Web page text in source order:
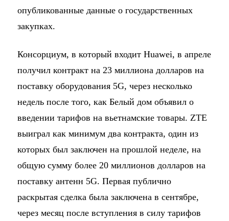
опубликованные данные о государственных
закупках.
Консорциум, в который входит Huawei, в апреле
получил контракт на 23 миллиона долларов на
поставку оборудования 5G, через несколько
недель после того, как Белый дом объявил о
введении тарифов на вьетнамские товары. ZTE
выиграл как минимум два контракта, один из
которых был заключен на прошлой неделе, на
общую сумму более 20 миллионов долларов на
поставку антенн 5G. Первая публично
раскрытая сделка была заключена в сентябре,
через месяц после вступления в силу тарифов